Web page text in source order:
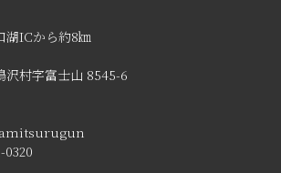
湖ICから約8㎞
沢村字富士山 8545-6